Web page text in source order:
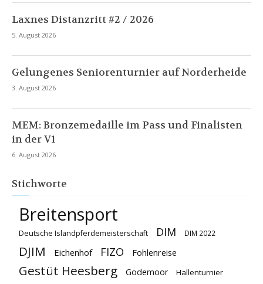
Laxnes Distanzritt #2 / 2026
5. August 2026
Gelungenes Seniorenturnier auf Norderheide
3. August 2026
MEM: Bronzemedaille im Pass und Finalisten
in der V1
6. August 2026
Stichworte
Breitensport
Deutsche Islandpferdemeisterschaft DIM DIM 2022
DJIM Eichenhof FIZO Fohlenreise
Gestüt Heesberg Godemoor Hallenturnier